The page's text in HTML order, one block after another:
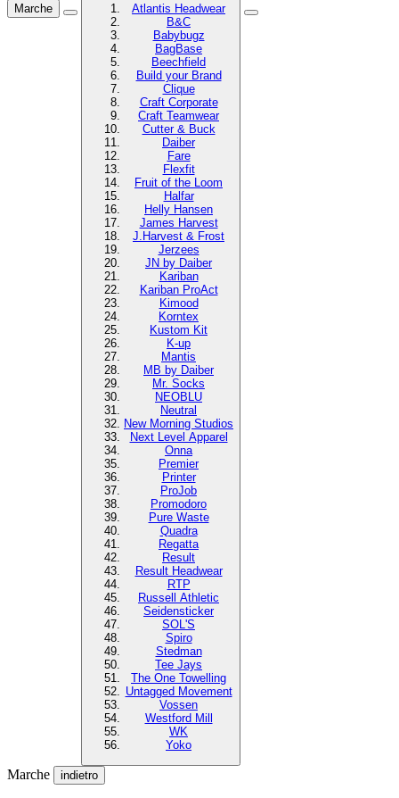
Marche
Atlantis Headwear
B&C
Babybugz
BagBase
Beechfield
Build your Brand
Clique
Craft Corporate
Craft Teamwear
Cutter & Buck
Daiber
Fare
Flexfit
Fruit of the Loom
Halfar
Helly Hansen
James Harvest
J.Harvest & Frost
Jerzees
JN by Daiber
Kariban
Kariban ProAct
Kimood
Korntex
Kustom Kit
K-up
Mantis
MB by Daiber
Mr. Socks
NEOBLU
Neutral
New Morning Studios
Next Level Apparel
Onna
Premier
Printer
ProJob
Promodoro
Pure Waste
Quadra
Regatta
Result
Result Headwear
RTP
Russell Athletic
Seidensticker
SOL'S
Spiro
Stedman
Tee Jays
The One Towelling
Untagged Movement
Vossen
Westford Mill
WK
Yoko
Marche indietro